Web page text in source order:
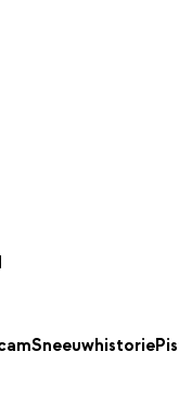
Sneeuwhistorie